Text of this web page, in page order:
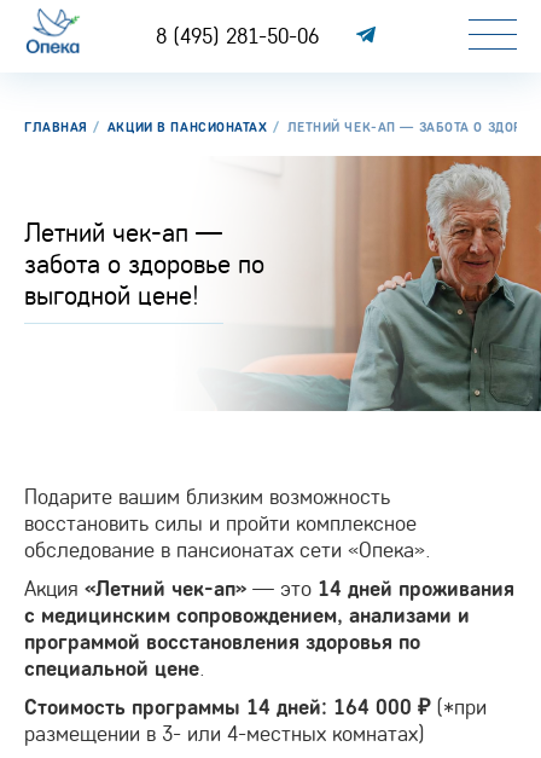
8 (495) 281-50-06
ГЛАВНАЯ АКЦИИ В ПАНСИОНАТАХ ЛЕТНИЙ ЧЕК-АП — ЗАБОТА О
Летний чек-ап —
забота о здоровье по
выгодной цене!
Подарите вашим близким возможность
восстановить силы и пройти комплексное
обследование в пансионатах сети «Опека».
Акция «Летний чек-ап» — это 14 дней проживания
с медицинским сопровождением, анализами и
программой восстановления здоровья по
специальной цене.
Стоимость программы 14 дней: 164 000 ₽(*при
размещении в 3- или 4-местных комнатах)